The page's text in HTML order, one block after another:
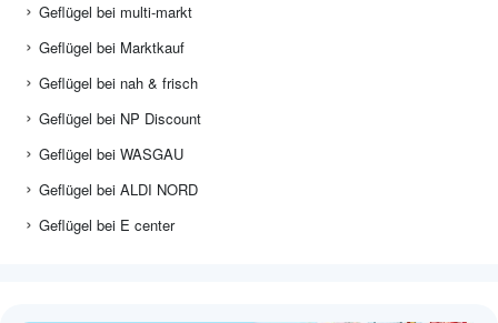
Geflügel bei multi-markt
Geflügel bei Marktkauf
Geflügel bei nah & frisch
Geflügel bei NP Discount
Geflügel bei WASGAU
Geflügel bei ALDI NORD
Geflügel bei E center